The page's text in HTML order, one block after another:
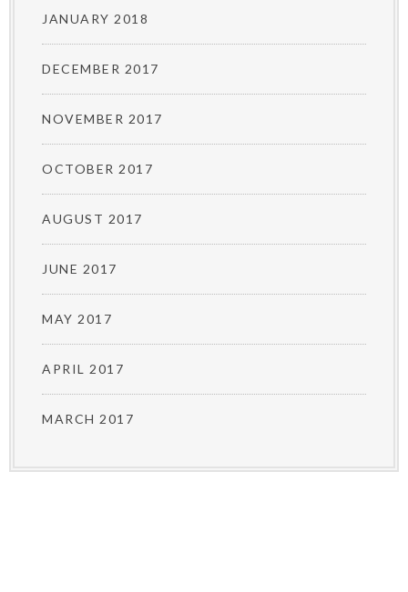
JANUARY 2018
DECEMBER 2017
NOVEMBER 2017
OCTOBER 2017
AUGUST 2017
JUNE 2017
MAY 2017
APRIL 2017
MARCH 2017